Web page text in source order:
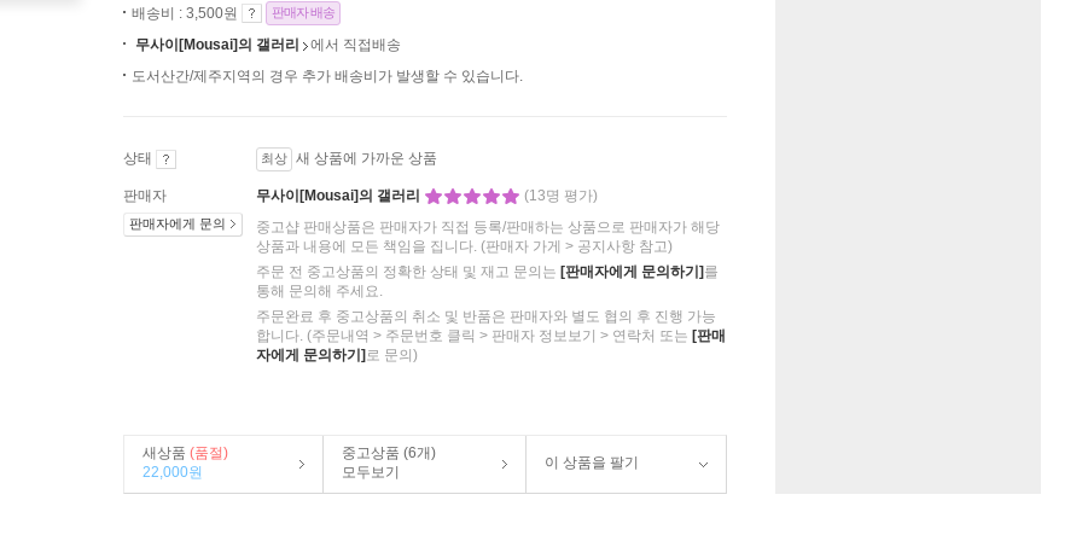
배송비 : 3,500원 판매자 배송
무사이[Mousai]의 갤러리
에서 직접배송
도서산간/제주지역의 경우 추가 배송비가 발생할 수 있습니다.
상태 최상 새 상품에 가까운 상품
판매자
판매자에게 문의
무사이[Mousai]의 갤러리
(13명 평가)
중고샵 판매상품은 판매자가 직접 등록/판매하는 상품으로 판매자가 해당
상품과 내용에 모든 책임을 집니다. (판매자 가게 > 공지사항 참고)
주문 전 중고상품의 정확한 상태 및 재고 문의는 [판매자에게 문의하기] 를
통해 문의해 주세요.
주문완료 후 중고상품의 취소 및 반품은 판매자와 별도 협의 후 진행 가능
합니다. (주문내역 > 주문번호 클릭 > 판매자 정보보기 > 연락처 또는 [판매
자에게 문의하기] 로 문의)
새상품 (품절)
22,000원
중고상품 (6개)
모두보기
이 상품을 팔기